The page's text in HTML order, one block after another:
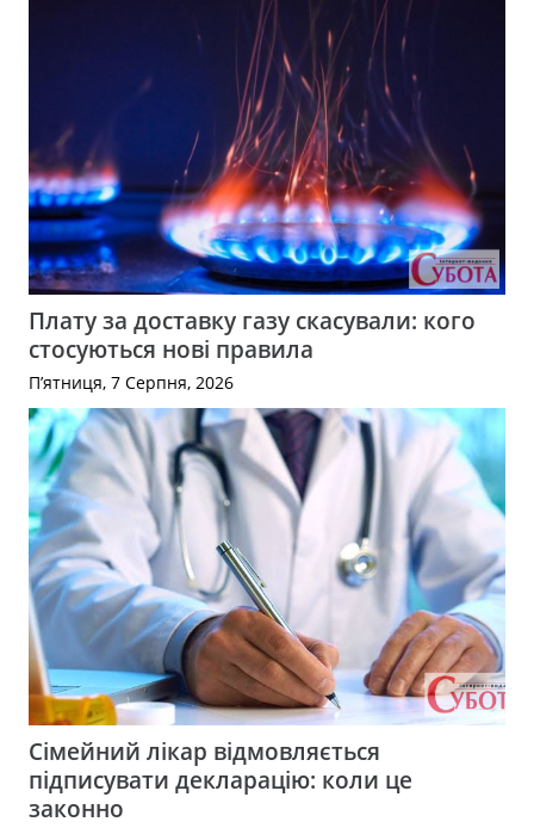
Плату за доставку газу скасували: кого
стосуються нові правила
П’ятниця, 7 Серпня, 2026
Сімейний лікар відмовляється
підписувати декларацію: коли це
законно